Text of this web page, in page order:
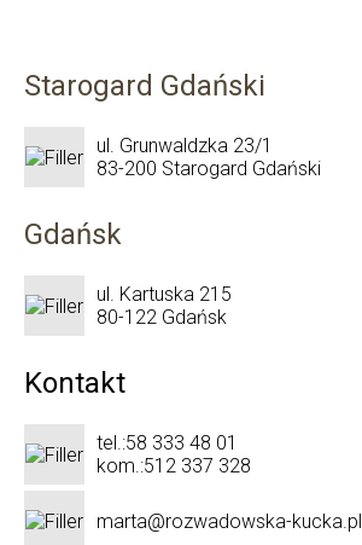
Starogard Gdański
ul. Grunwaldzka 23/1
83-200 Starogard Gdański
Gdańsk
ul. Kartuska 215
80-122 Gdańsk
Kontakt
tel.:58 333 48 01
kom.:512 337 328
marta@rozwadowska-kucka.pl